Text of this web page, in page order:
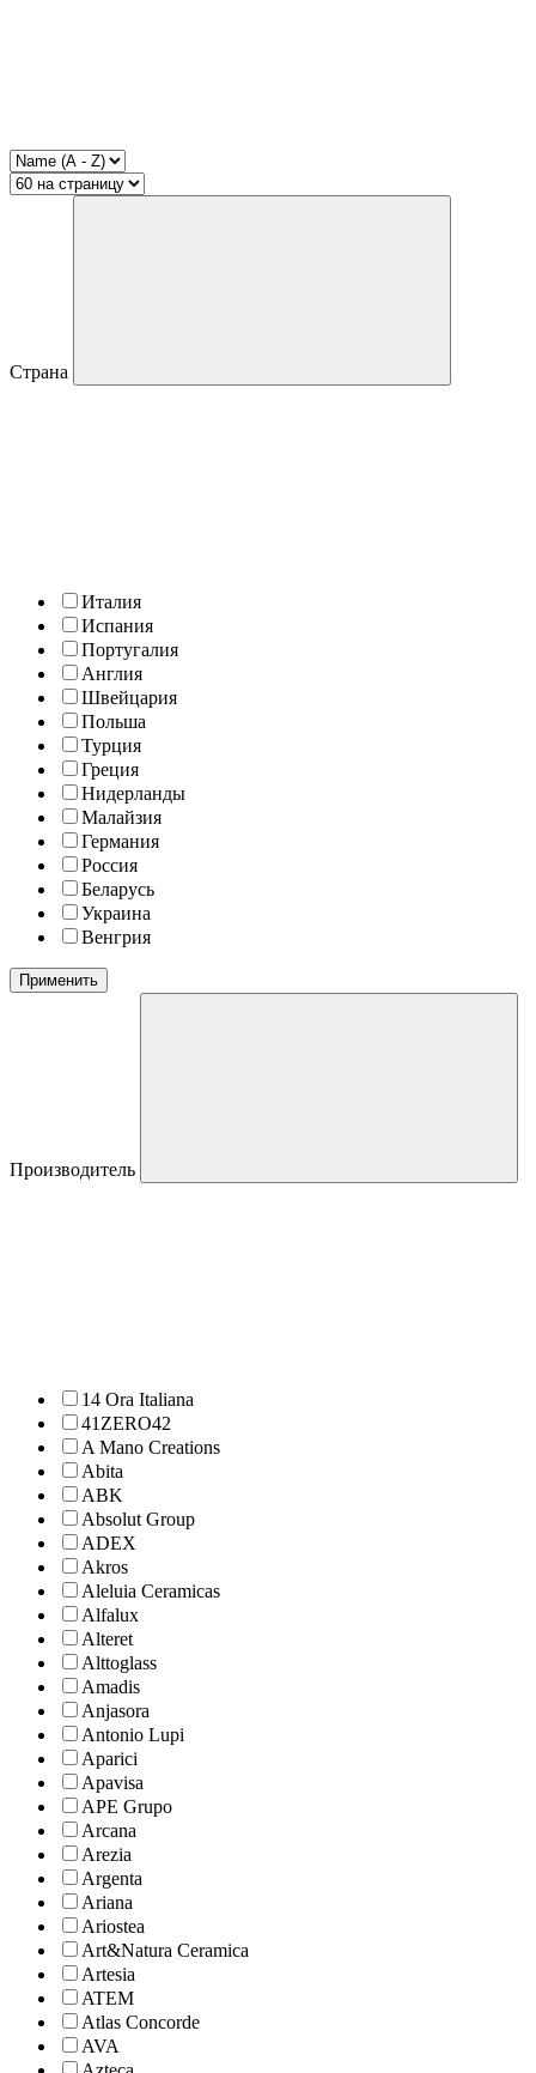
Страна
Италия
Испания
Португалия
Англия
Швейцария
Польша
Турция
Греция
Нидерланды
Малайзия
Германия
Россия
Беларусь
Украина
Венгрия
Применить
Производитель
14 Ora Italiana
41ZERO42
A Mano Creations
Abita
ABK
Absolut Group
ADEX
Akros
Aleluia Ceramicas
Alfalux
Alteret
Alttoglass
Amadis
Anjasora
Antonio Lupi
Aparici
Apavisa
APE Grupo
Arcana
Arezia
Argenta
Ariana
Ariostea
Art&Natura Ceramica
Artesia
ATEM
Atlas Concorde
AVA